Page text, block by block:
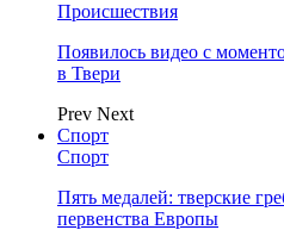
Происшествия
Появилось видео с
в Твери
Prev Next
Спорт
Спорт
Пять медалей: тверские
первенства Европы